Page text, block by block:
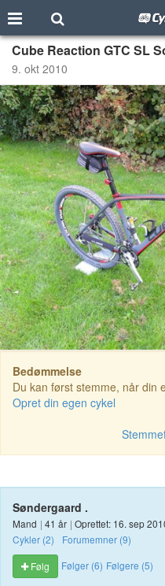
Cube Reaction GTC SL
9. okt 2010
Bedømmelse
Du kan først stemme, når din
Opret din egen cykel
Søndergaard .
Mand | 41 år | Oprettet: 16. sep
Cykler (2)
Forumemner (9)
Følg
Følger (6) Følgere (5)